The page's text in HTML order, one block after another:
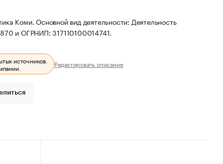
Коми. Основной вид деятельности: Деятельность
и ОГРНИП: 317110100014741.
источников.
Редактировать описание